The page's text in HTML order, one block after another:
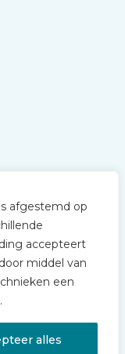
afgestemd op
accepteert
middel van
een
alles